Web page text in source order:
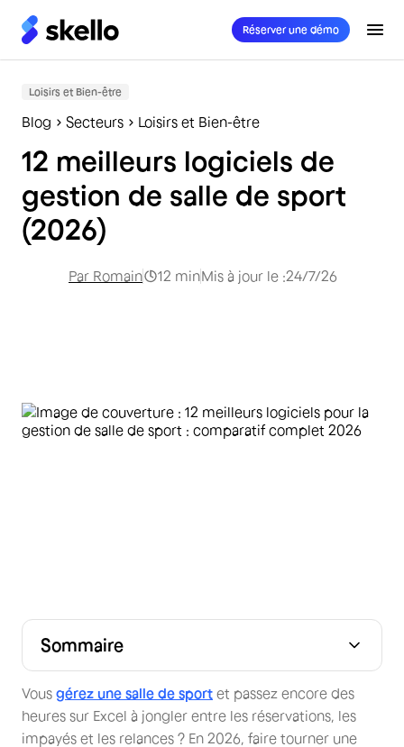
Réserver une démo
Loisirs et Bien-être
Blog Secteurs Loisirs et Bien-être
12 meilleurs logiciels de
gestion de salle de sport
(2026)
Par Romain 12 minMis à jour le :24/7/26
Vous gérez une salle de sport et passez encore des
heures sur Excel à jongler entre les réservations, les
impayés et les relances ? En 2026, faire tourner une
Sommaire
de sport comme un pro
mauvaise Idée ?
gratuit
dédié